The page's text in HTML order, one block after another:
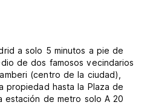
a solo 5 minutos a pie de
de dos famosos vecindarios
(centro de la ciudad),
propiedad hasta la Plaza de
estación de metro solo A 20